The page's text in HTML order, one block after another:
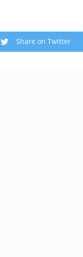
Share on Twitter